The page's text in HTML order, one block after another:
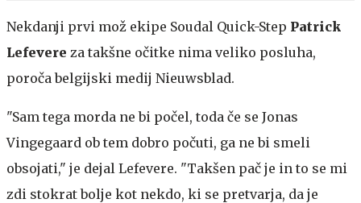
Nekdanji prvi mož ekipe Soudal Quick-Step Patrick
Lefevere za takšne očitke nima veliko posluha,
poroča belgijski medij Nieuwsblad.
"Sam tega morda ne bi počel, toda če se Jonas
Vingegaard ob tem dobro počuti, ga ne bi smeli
obsojati," je dejal Lefevere. "Takšen pač je in to se mi
zdi stokrat bolje kot nekdo, ki se pretvarja, da je